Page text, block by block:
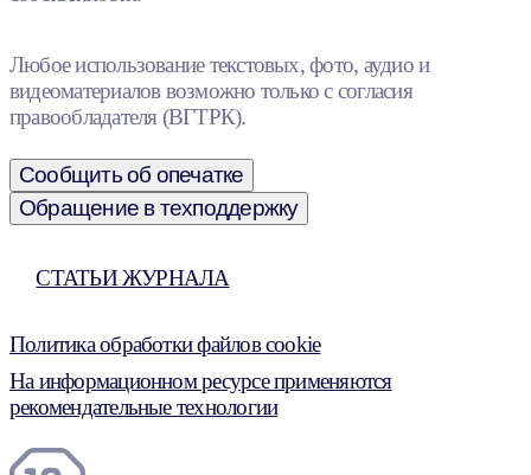
Любое использование текстовых, фото, аудио и
видеоматериалов возможно только с согласия
правообладателя (ВГТРК).
Сообщить об опечатке
Обращение в техподдержку
СТАТЬИ ЖУРНАЛА
Политика обработки файлов cookie
На информационном ресурсе применяются
рекомендательные технологии